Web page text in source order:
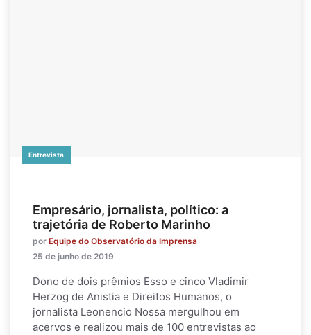
Entrevista
Empresário, jornalista, político: a
trajetória de Roberto Marinho
por Equipe do Observatório da Imprensa
25 de junho de 2019
Dono de dois prêmios Esso e cinco Vladimir
Herzog de Anistia e Direitos Humanos, o
jornalista Leonencio Nossa mergulhou em
acervos e realizou mais de 100 entrevistas ao